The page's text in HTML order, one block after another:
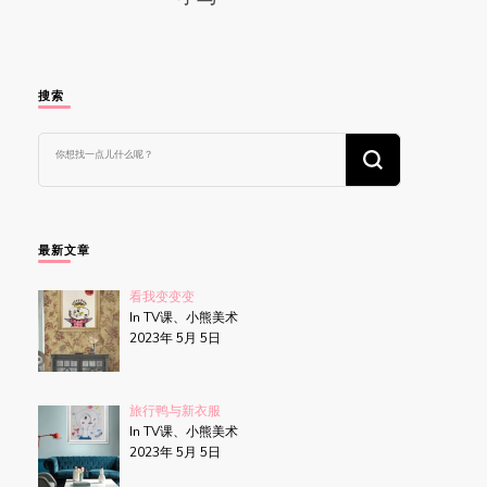
搜索
么
吗?
最新文章
看我变变变
In TV课、小熊美术
2023年 5月 5日
旅行鸭与新衣服
In TV课、小熊美术
2023年 5月 5日